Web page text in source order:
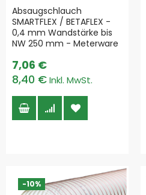
Absaugschlauch
SMARTFLEX / BETAFLEX -
0,4 mm Wandstärke bis
NW 250 mm - Meterware
8,40 €
7,06 €
-10%